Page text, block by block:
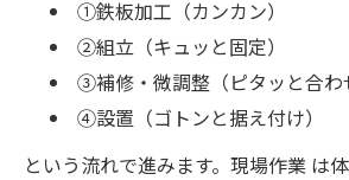
①鉄板加工（カンカン）
②組立（キュッと固定）
③補修・微調整（ピタッと合わ
④設置（ゴトンと据え付け）
という流れで進みます。現場作業 は